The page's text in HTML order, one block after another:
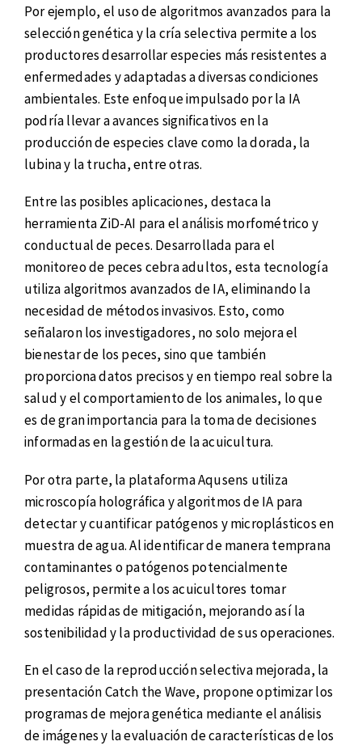
Por ejemplo, el uso de algoritmos avanzados para la
selección genética y la cría selectiva permite a los
productores desarrollar especies más resistentes a
enfermedades y adaptadas a diversas condiciones
ambientales. Este enfoque impulsado por la IA
podría llevar a avances significativos en la
producción de especies clave como la dorada, la
lubina y la trucha, entre otras.
Entre las posibles aplicaciones, destaca la
herramienta ZiD-AI para el análisis morfométrico y
conductual de peces. Desarrollada para el
monitoreo de peces cebra adultos, esta tecnología
utiliza algoritmos avanzados de IA, eliminando la
necesidad de métodos invasivos. Esto, como
señalaron los investigadores, no solo mejora el
bienestar de los peces, sino que también
proporciona datos precisos y en tiempo real sobre la
salud y el comportamiento de los animales, lo que
es de gran importancia para la toma de decisiones
informadas en la gestión de la acuicultura.
Por otra parte, la plataforma Aqusens utiliza
microscopía holográfica y algoritmos de IA para
detectar y cuantificar patógenos y microplásticos en
muestra de agua. Al identificar de manera temprana
contaminantes o patógenos potencialmente
peligrosos, permite a los acuicultores tomar
medidas rápidas de mitigación, mejorando así la
sostenibilidad y la productividad de sus operaciones.
En el caso de la reproducción selectiva mejorada, la
presentación Catch the Wave, propone optimizar los
programas de mejora genética mediante el análisis
de imágenes y la evaluación de características de los